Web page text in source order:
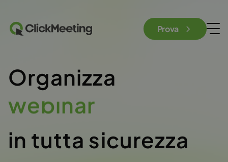
Prova
Organizza
riunioni
in tutta sicurezza